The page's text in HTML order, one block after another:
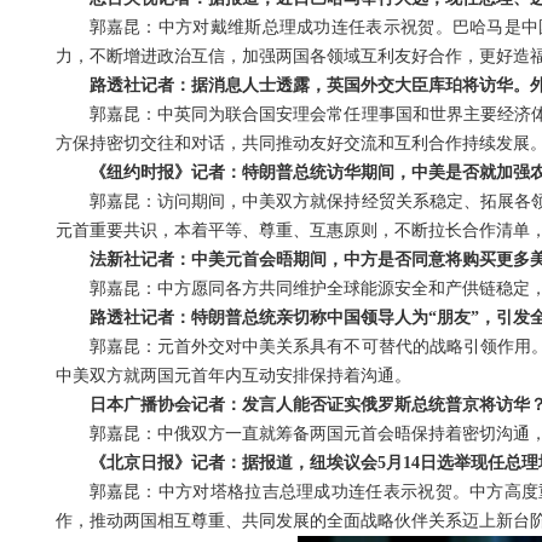
郭嘉昆：中方对戴维斯总理成功连任表示祝贺。巴哈马是
力，不断增进政治互信，加强两国各领域互利友好合作，更好造
路透社记者：据消息人士透露，英国外交大臣库珀将访华。
郭嘉昆：中英同为联合国安理会常任理事国和世界主要经
方保持密切交往和对话，共同推动友好交流和互利合作持续发
《纽约时报》记者：特朗普总统访华期间，中美是否就加强
郭嘉昆：访问期间，中美双方就保持经贸关系稳定、拓展
元首重要共识，本着平等、尊重、互惠原则，不断拉长合作清单
法新社记者：中美元首会晤期间，中方是否同意将购买更多
郭嘉昆：中方愿同各方共同维护全球能源安全和产供链稳定
路透社记者：特朗普总统亲切称中国领导人为“朋友”，引
郭嘉昆：元首外交对中美关系具有不可替代的战略引领作
中美双方就两国元首年内互动安排保持着沟通。
日本广播协会记者：发言人能否证实俄罗斯总统普京将访华
郭嘉昆：中俄双方一直就筹备两国元首会晤保持着密切沟通
《北京日报》记者：据报道，纽埃议会5月14日选举现任总
郭嘉昆：中方对塔格拉吉总理成功连任表示祝贺。中方高
作，推动两国相互尊重、共同发展的全面战略伙伴关系迈上新台